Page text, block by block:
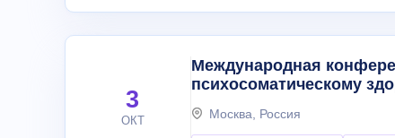
3
ОКТ
Международная
психосоматическому
Москва, Россия